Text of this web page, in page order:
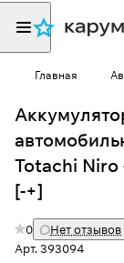
Главная
Totachi Niro
[-+]
0
Нет отзывов
Арт.393094